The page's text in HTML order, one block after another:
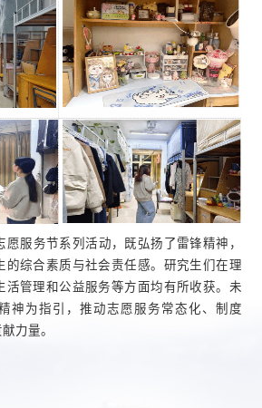
愿服务节系列活动，既弘扬了雷锋精神，
的综合素质与社会责任感。研究生们在理
活管理和公益服务等方面均有所收获。未
神为指引，推动志愿服务常态化、制度
力量。